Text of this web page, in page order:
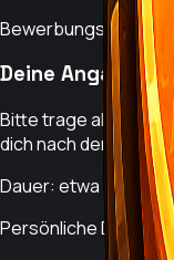
Bewerbungsformular
Deine Angaben
Bitte trage alle
dich nach der
Dauer: etwa 2 bis 4
Persönliche Daten